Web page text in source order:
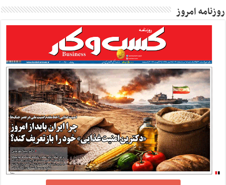
روزنامه امروز